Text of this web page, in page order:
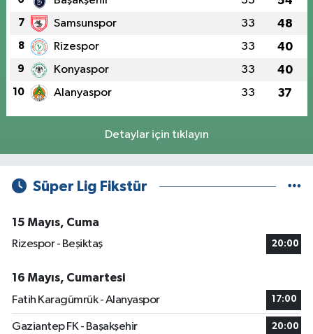
7 Samsunspor 33 48
8 Rizespor 33 40
9 Konyaspor 33 40
10 Alanyaspor 33 37
Detaylar için tıklayın
Süper Lig Fikstür
15 Mayıs, Cuma
Rizespor - Beşiktaş
20:00
16 Mayıs, Cumartesi
Fatih Karagümrük - Alanyaspor
17:00
Gaziantep FK - Başakşehir 20:00